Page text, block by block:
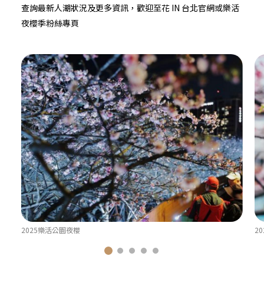
查詢最新人潮狀況及更多資訊，歡迎至花 IN 台北官網或樂活
夜櫻季粉絲專頁
2025樂活公園夜櫻